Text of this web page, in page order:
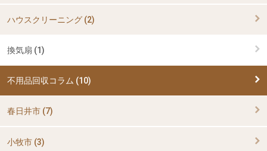
ハウスクリーニング (2)
換気扇 (1)
不用品回収コラム (10)
春日井市 (7)
小牧市 (3)